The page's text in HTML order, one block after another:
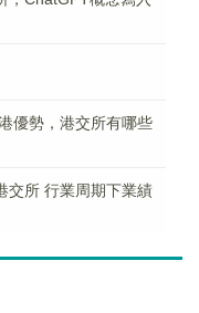
優勢，港交所有哪些
交所 行業周期下業績